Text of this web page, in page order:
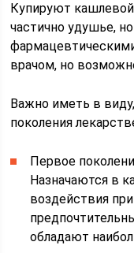
Купируют
частично удушье,
врачом, но
Важно иметь в
поколения
Первое
Назначаются в
воздействия
обладают